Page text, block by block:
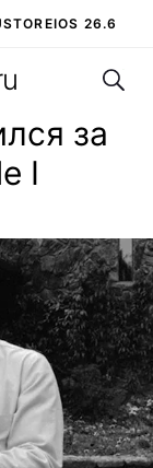
IOS 26.6
за
I